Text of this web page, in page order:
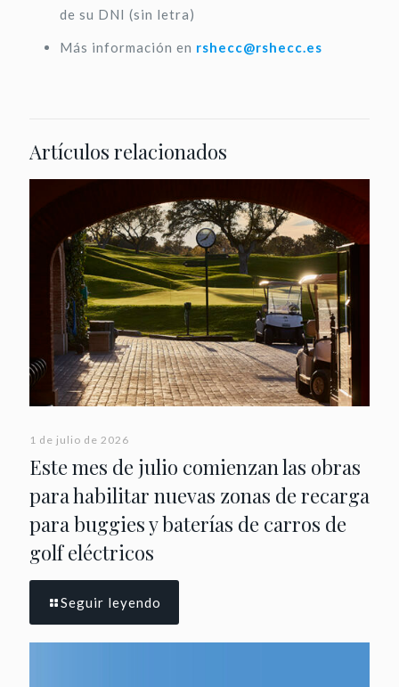
de su DNI (sin letra)
Más información en rshecc@rshecc.es
Artículos relacionados
1 de julio de 2026
Este mes de julio comienzan las obras
para habilitar nuevas zonas de recarga
para buggies y baterías de carros de
golf eléctricos
Seguir leyendo